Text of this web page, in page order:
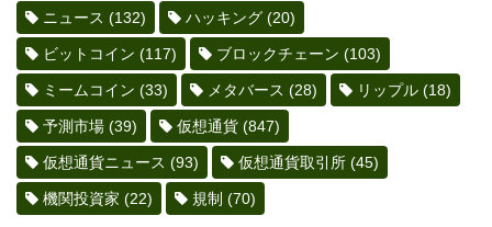
ニュース (132) ハッキング (20)
ビットコイン (117) ブロックチェーン (103)
ミームコイン (33) メタバース (28) リップル (18)
予測市場 (39) 仮想通貨 (847)
仮想通貨ニュース (93) 仮想通貨取引所 (45)
機関投資家 (22) 規制 (70)